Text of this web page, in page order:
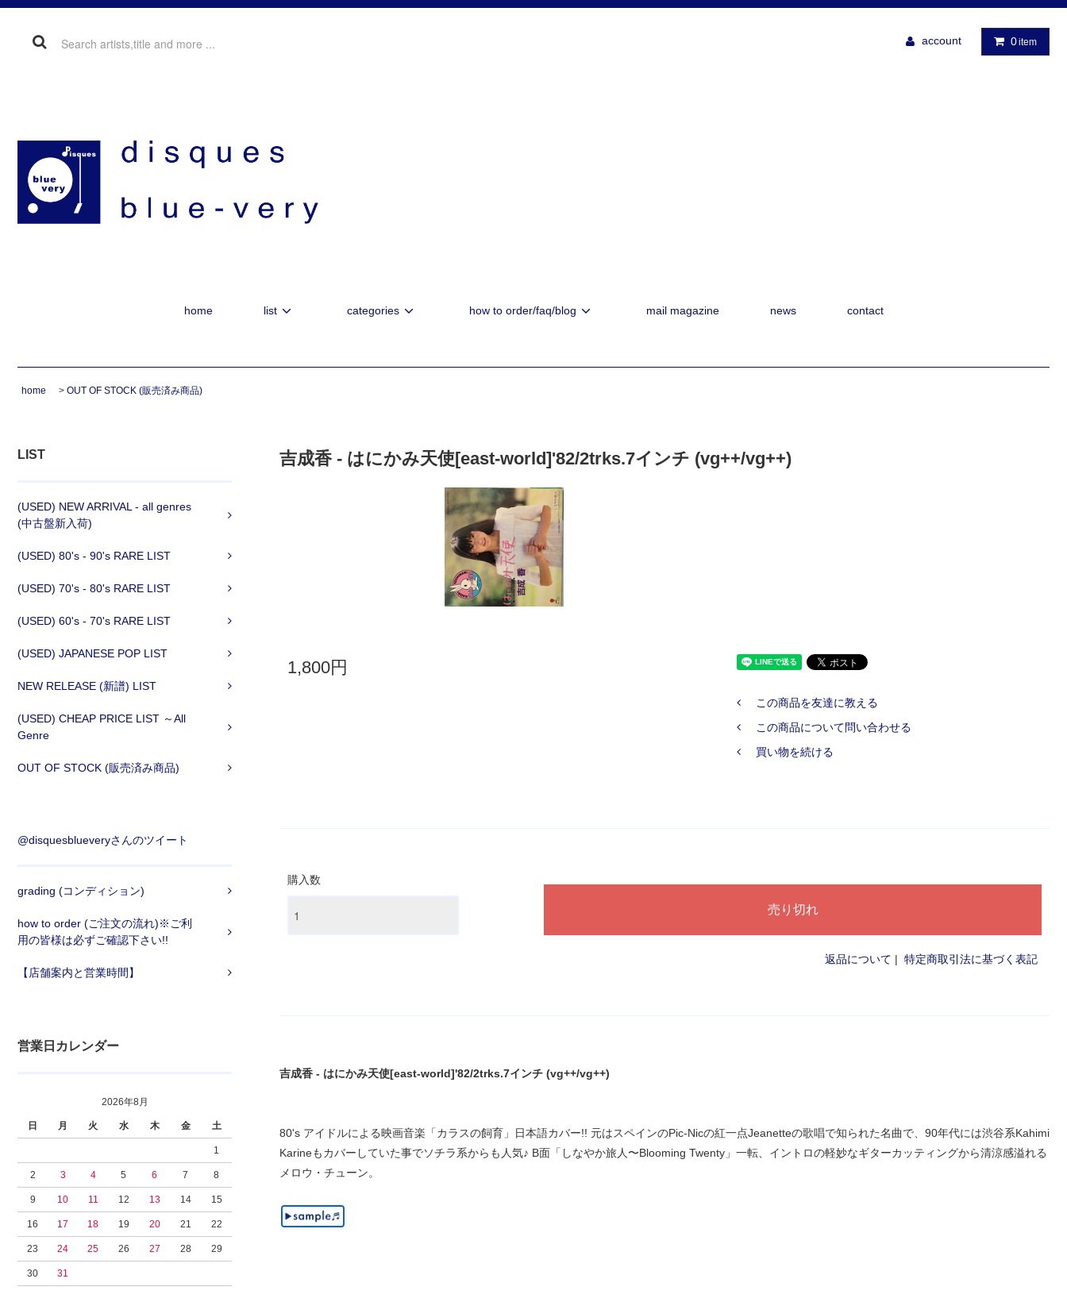
account 0item
home list categories how to order/faq/blog mail magazine news contact
home > OUT OF STOCK (販売済み商品)
LIST
(USED) NEW ARRIVAL - all genres
(中古盤新入荷)
(USED) 80's - 90's RARE LIST
(USED) 70's - 80's RARE LIST
(USED) 60's - 70's RARE LIST
(USED) JAPANESE POP LIST
NEW RELEASE (新譜) LIST
(USED) CHEAP PRICE LIST ～All
Genre
OUT OF STOCK (販売済み商品)
@disquesblueveryさんのツイート
grading (コンディション)
how to order (ご注文の流れ)※ご利
用の皆様は必ずご確認下さい!!
【店舗案内と営業時間】
営業日カレンダー
2026年8月
日 月 火 水 木 金 土
1
2 3 4 5 6 7 8
9 10 11 12 13 14 15
16 17 18 19 20 21 22
23 24 25 26 27 28 29
30 31
吉成香 - はにかみ天使[east-world]'82/2trks.7インチ (vg++/vg++)
1,800円
この商品を友達に教える
この商品について問い合わせる
買い物を続ける
購入数
返品について | 特定商取引法に基づく表記
吉成香 - はにかみ天使[east-world]'82/2trks.7インチ (vg++/vg++)
80's アイドルによる映画音楽「カラスの飼育」日本語カバー!! 元はスペインのPic-Nicの紅一点Jeanetteの歌唱で知られた名曲で、90年代には渋谷系Kahimi
Karineもカバーしていた事でソチラ系からも人気♪ B面「しなやか旅人〜Blooming Twenty」一転、イントロの軽妙なギターカッティングから清涼感溢れる
メロウ・チューン。